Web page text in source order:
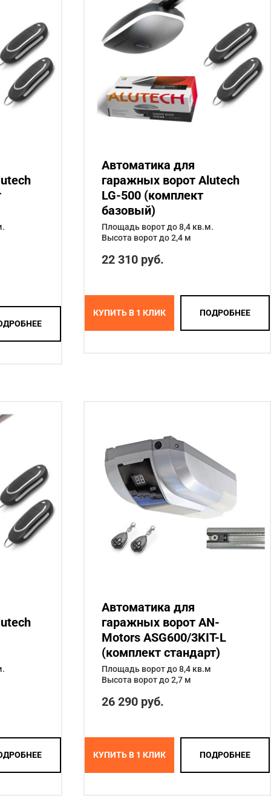
Автоматика для
гаражных ворот Alutech
LG-500 (комплект
базовый)
Площадь ворот до 8,4 кв.м.
Высота ворот до 2,4 м
22 310 руб.
КУПИТЬ В 1 КЛИК ПОДРОБНЕЕ
Автоматика для
гаражных ворот AN-
Motors ASG600/3KIT-L
(комплект стандарт)
Площадь ворот до 8,4 кв.м
Высота ворот до 2,7 м
26 290 руб.
КУПИТЬ В 1 КЛИК ПОДРОБНЕЕ